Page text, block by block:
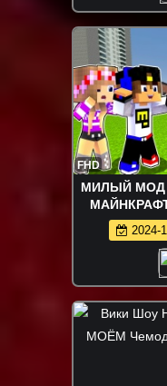
FHD
МИЛЫЙ МОД
ТРОЛЛИНГ
2024-